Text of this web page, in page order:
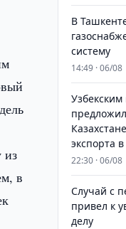
из
в
В
систему
14:49 · 06/08
экспорта
22:30 · 06/08
Случай с
привел к
делу